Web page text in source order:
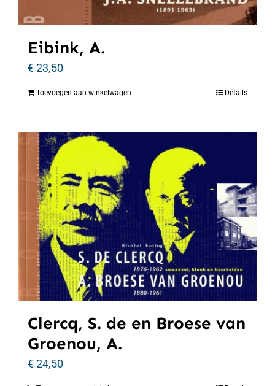
Eibink, A.
€23,50
Toevoegen aan winkelwagen Details
Clercq, S. de en Broese van
Groenou, A.
€24,50